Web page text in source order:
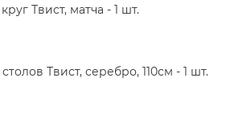
Твист, матча - 1 шт.
Твист, серебро, 110см - 1 шт.